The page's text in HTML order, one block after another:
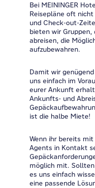
Bei MEININGER
Reisepläne oft
und Check-out-
bieten wir
abreisen, die
aufzubewahren.
Damit wir
uns einfach im
eurer Ankunft
Ankunfts- und
ist die halbe Miete!
Wenn ihr bereits
Agents in Kontakt
möglich mit.
es uns einfach
eine passende